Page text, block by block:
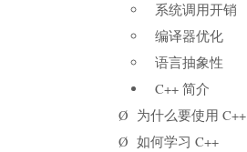
系统调用开销
编译器优化
语言抽象性
C++ 简介
Ø 为什么要使用 C++
Ø 如何学习 C++